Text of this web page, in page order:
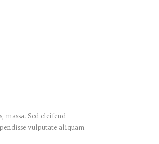
Sed eleifend
vulputate aliquam